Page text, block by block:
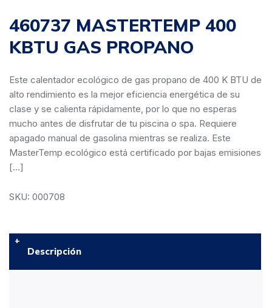
460737 MASTERTEMP 400
KBTU GAS PROPANO
Este calentador ecológico de gas propano de 400 K BTU de
alto rendimiento es la mejor eficiencia energética de su
clase y se calienta rápidamente, por lo que no esperas
mucho antes de disfrutar de tu piscina o spa. Requiere
apagado manual de gasolina mientras se realiza. Este
MasterTemp ecológico está certificado por bajas emisiones
[…]
SKU: 000708
Descripción